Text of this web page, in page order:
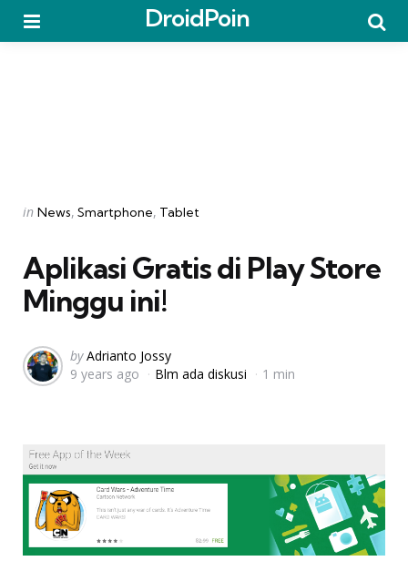
DroidPoin
Categories
Posted
in News Smartphone Tablet
Aplikasi Gratis di Play Store
Minggu ini!
Posted
by
by Adrianto Jossy
9 years ago
Blm ada diskusi 1 min